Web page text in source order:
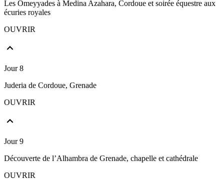
Les Omeyyades à Medina Azahara, Cordoue et soirée équestre aux
écuries royales
OUVRIR
Jour 8
Juderia de Cordoue, Grenade
OUVRIR
Jour 9
Découverte de l’Alhambra de Grenade, chapelle et cathédrale
OUVRIR